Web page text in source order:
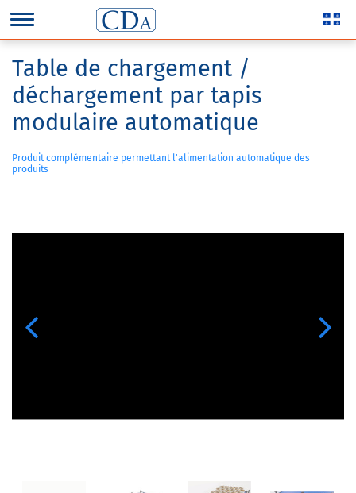
Previous Next
Table de chargement /
déchargement par tapis
modulaire automatique
Produit complémentaire permettant l'alimentation automatique des
produits